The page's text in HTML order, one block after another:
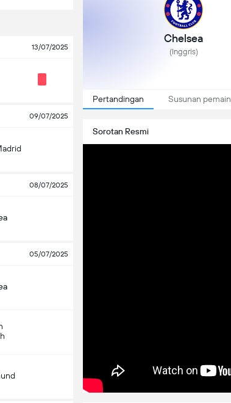
13/07/2025
09/07/2025
08/07/2025
05/07/2025
Chelsea
(Inggris)
Pertandingan Susunan pemain
Sorotan Resmi